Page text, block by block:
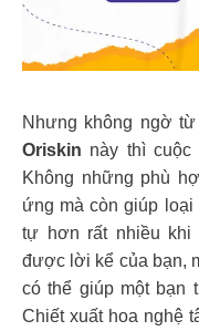
Nhưng không ngờ
Oriskin này thì cuộc
Không những phù
ứng mà còn giúp
tự hơn rất nhiều
được lời kể của bạn,
có thể giúp một bạn
Chiết xuất hoa nghệ